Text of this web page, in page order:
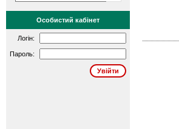
Особистий кабінет
Логін:
Пароль: